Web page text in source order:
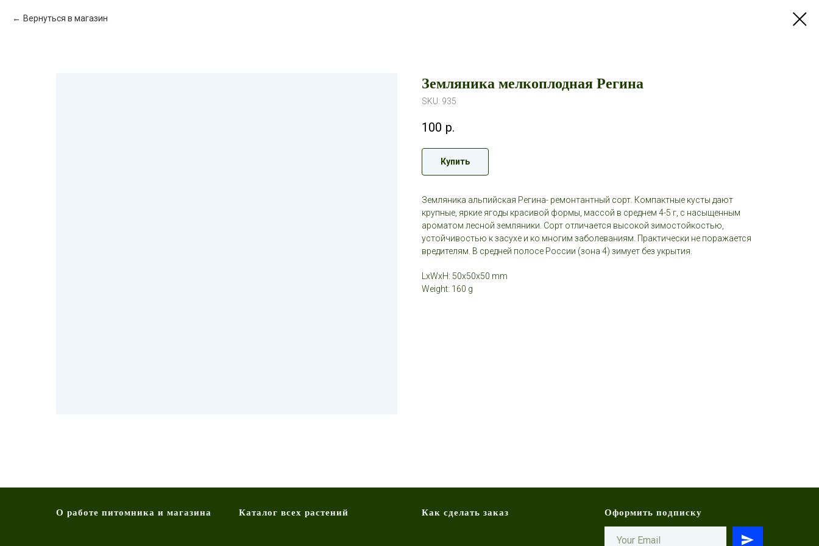
Вернуться в магазин
Земляника мелкоплодная Регина
SKU: 935
100 р.
Купить
Земляника альпийская Регина- ремонтантный сорт. Компактные кусты дают
крупные, яркие ягоды красивой формы, массой в среднем 4-5 г, с насыщенным
ароматом лесной земляники. Сорт отличается высокой зимостойкостью,
устойчивостью к засухе и ко многим заболеваниям. Практически не поражается
вредителям. В средней полосе России (зона 4) зимует без укрытия.
LxWxH: 50x50x50 mm
Weight: 160 g
О работе питомника и магазина Каталог всех растений Как сделать заказ Оформить подписку